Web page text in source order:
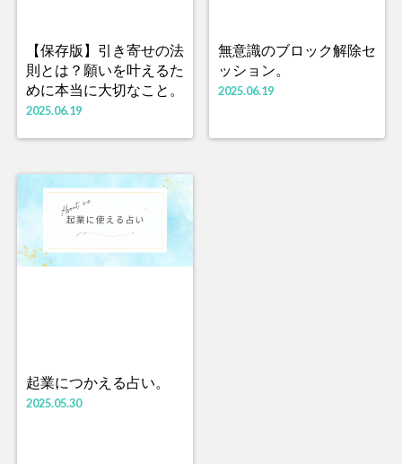
【保存版】引き寄せの法
則とは？願いを叶えるた
めに本当に大切なこと。
2025.06.19
無意識のブロック解除セ
ッション。
2025.06.19
起業につかえる占い。
2025.05.30